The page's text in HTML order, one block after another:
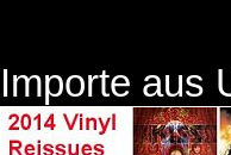
Importe aus